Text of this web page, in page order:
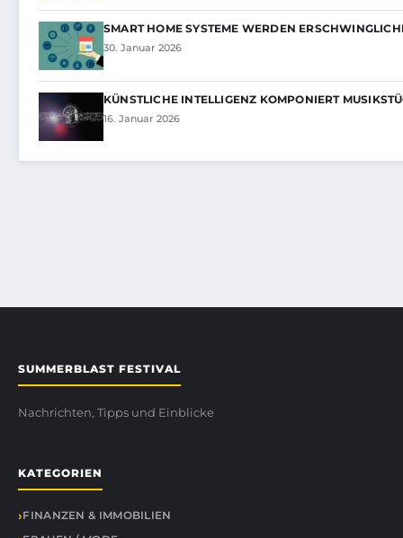
SMART HOME SYSTEME WERDEN
30. Januar 2026
KÜNSTLICHE INTELLIGENZ KOMPONIERT
16. Januar 2026
SUMMERBLAST FESTIVAL
Nachrichten, Tipps und Einblicke
KATEGORIEN
FINANZEN & IMMOBILIEN